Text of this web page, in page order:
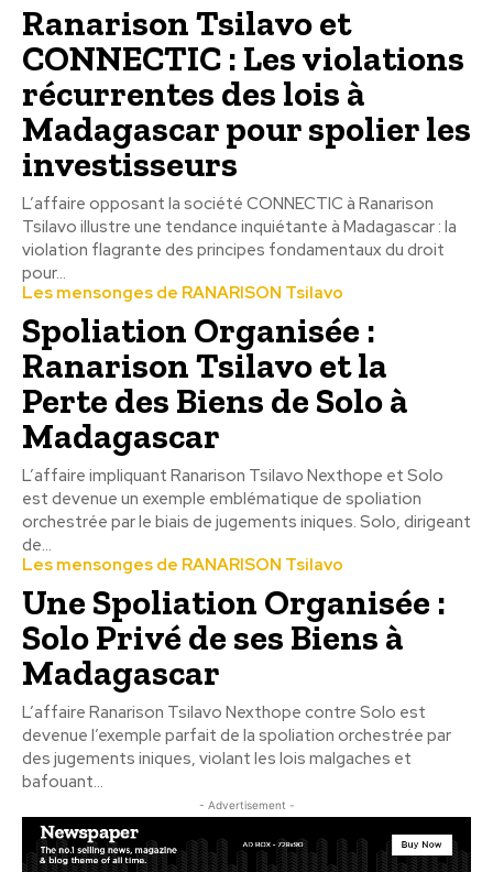
Ranarison Tsilavo et
CONNECTIC : Les violations
récurrentes des lois à
Madagascar pour spolier les
investisseurs
L’affaire opposant la société CONNECTIC à Ranarison
Tsilavo illustre une tendance inquiétante à Madagascar : la
violation flagrante des principes fondamentaux du droit
pour...
Les mensonges de RANARISON Tsilavo
Spoliation Organisée :
Ranarison Tsilavo et la
Perte des Biens de Solo à
Madagascar
L’affaire impliquant Ranarison Tsilavo Nexthope et Solo
est devenue un exemple emblématique de spoliation
orchestrée par le biais de jugements iniques. Solo, dirigeant
de...
Les mensonges de RANARISON Tsilavo
Une Spoliation Organisée :
Solo Privé de ses Biens à
Madagascar
L’affaire Ranarison Tsilavo Nexthope contre Solo est
devenue l’exemple parfait de la spoliation orchestrée par
des jugements iniques, violant les lois malgaches et
bafouant...
- Advertisement -